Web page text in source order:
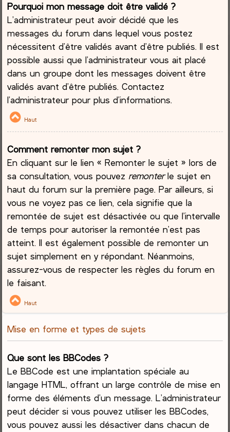
Pourquoi mon message doit être validé ?
L’administrateur peut avoir décidé que les
messages du forum dans lequel vous postez
nécessitent d’être validés avant d’être publiés. Il est
possible aussi que l’administrateur vous ait placé
dans un groupe dont les messages doivent être
validés avant d’être publiés. Contactez
l’administrateur pour plus d’informations.
Haut
Comment remonter mon sujet ?
En cliquant sur le lien « Remonter le sujet » lors de
sa consultation, vous pouvez remonterle sujet en
haut du forum sur la première page. Par ailleurs, si
vous ne voyez pas ce lien, cela signifie que la
remontée de sujet est désactivée ou que l’intervalle
de temps pour autoriser la remontée n’est pas
atteint. Il est également possible de remonter un
sujet simplement en y répondant. Néanmoins,
assurez-vous de respecter les règles du forum en
le faisant.
Haut
Mise en forme et types de sujets
Que sont les BBCodes ?
Le BBCode est une implantation spéciale au
langage HTML, offrant un large contrôle de mise en
forme des éléments d’un message. L’administrateur
peut décider si vous pouvez utiliser les BBCodes,
vous pouvez aussi les désactiver dans chacun de